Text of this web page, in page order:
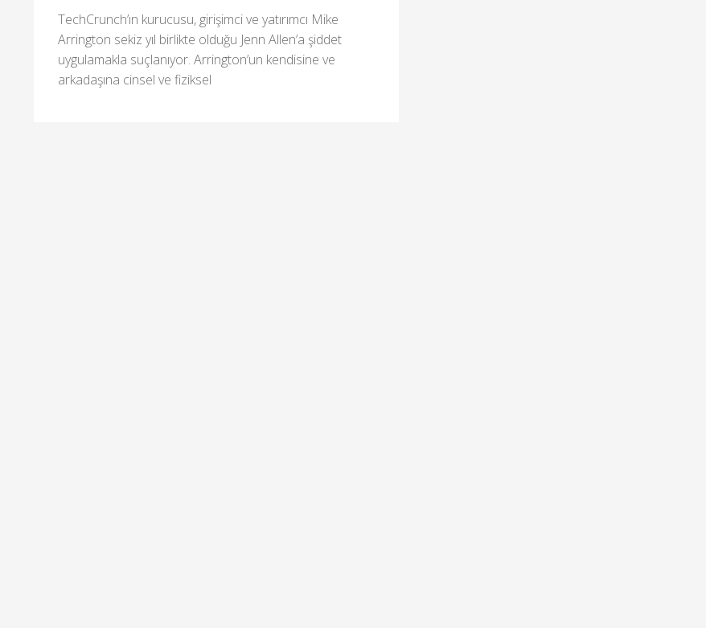
TechCrunch’ın kurucusu, girişimci ve yatırımcı Mike
Arrington sekiz yıl birlikte olduğu Jenn Allen’a şiddet
uygulamakla suçlanıyor. Arrington’un kendisine ve
arkadaşına cinsel ve fiziksel